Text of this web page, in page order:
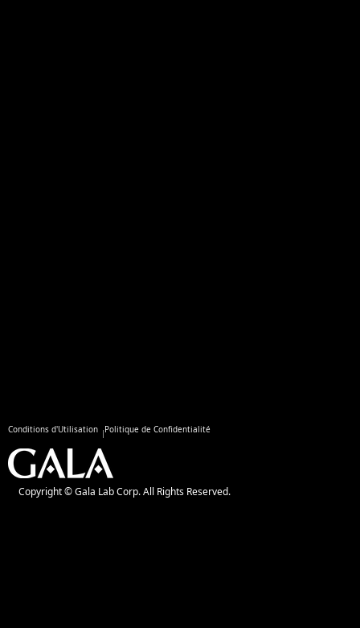
Conditions d'Utilisation Politique de Confidentialité
Copyright © Gala Lab Corp. All Rights Reserved.